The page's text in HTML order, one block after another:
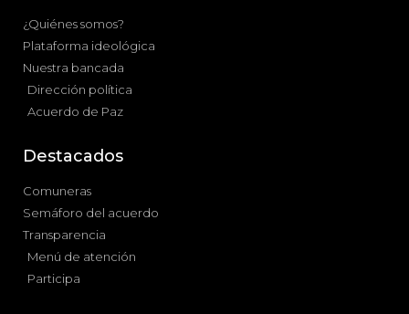
¿Quiénes somos?
Plataforma ideológica
Nuestra bancada
Dirección política
Acuerdo de Paz
Destacados
Comuneras
Semáforo del acuerdo
Transparencia
Menú de atención
Participa